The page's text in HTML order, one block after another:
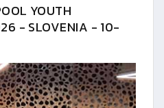
YOUTH
- SLOVENIA - 10-